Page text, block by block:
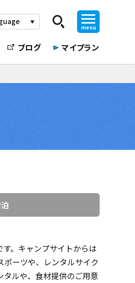
play_arrow
menu
ブログ マイプラン
。キャンプサイトからは
ーツや、レンタルサイク
ルや、食材提供のご用意